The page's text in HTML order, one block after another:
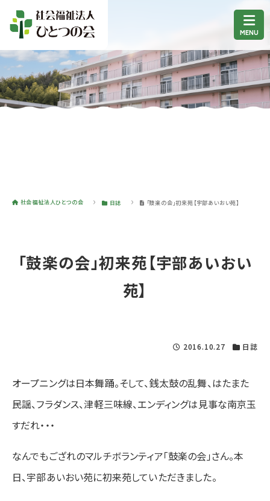
社会福祉法人ひとつの会 日誌 「鼓楽の会」初来苑【宇部あいおい苑】
「鼓楽の会」初来苑【宇部あいおい
苑】
2016.10.27 日誌
オープニングは日本舞踊。そして、銭太鼓の乱舞、はたまた
民謡、フラダンス、津軽三味線、エンディングは見事な南京玉
すだれ・・・
なんでもござれのマルチボランティア「鼓楽の会」さん。本
日、宇部あいおい苑に初来苑していただきました。